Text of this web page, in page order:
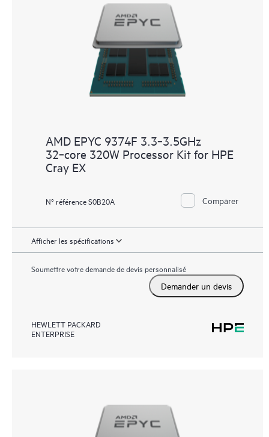
AMD EPYC 9374F 3.3‑3.5GHz
32‑core 320W Processor Kit for HPE
Cray EX
N° référence S0B20A Comparer
Afficher les spécifications
Soumettre votre demande de devis personnalisé
Demander un devis
HEWLETT PACKARD
ENTERPRISE